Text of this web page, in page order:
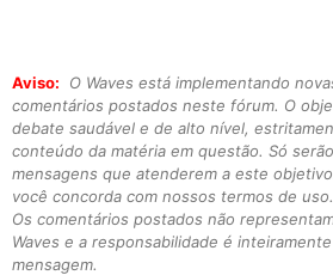
Aviso:
O Waves está implementando
comentários postados neste fórum. O
debate saudável e de alto nível,
conteúdo da matéria em questão. Só
mensagens que atenderem a este
você concorda com nossos termos de uso.
Os comentários postados não
Waves e a responsabilidade é
mensagem.